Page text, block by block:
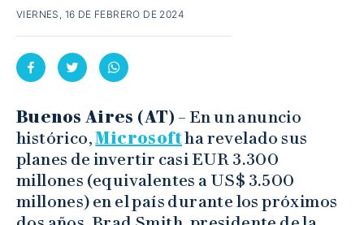
VIERNES, 16 DE FEBRERO DE 2024
Buenos Aires (AT) – En un anuncio
histórico,Microsoftha revelado sus
planes de invertir casi EUR 3.300
millones (equivalentes a US$ 3.500
millones) en el país durante los próximos